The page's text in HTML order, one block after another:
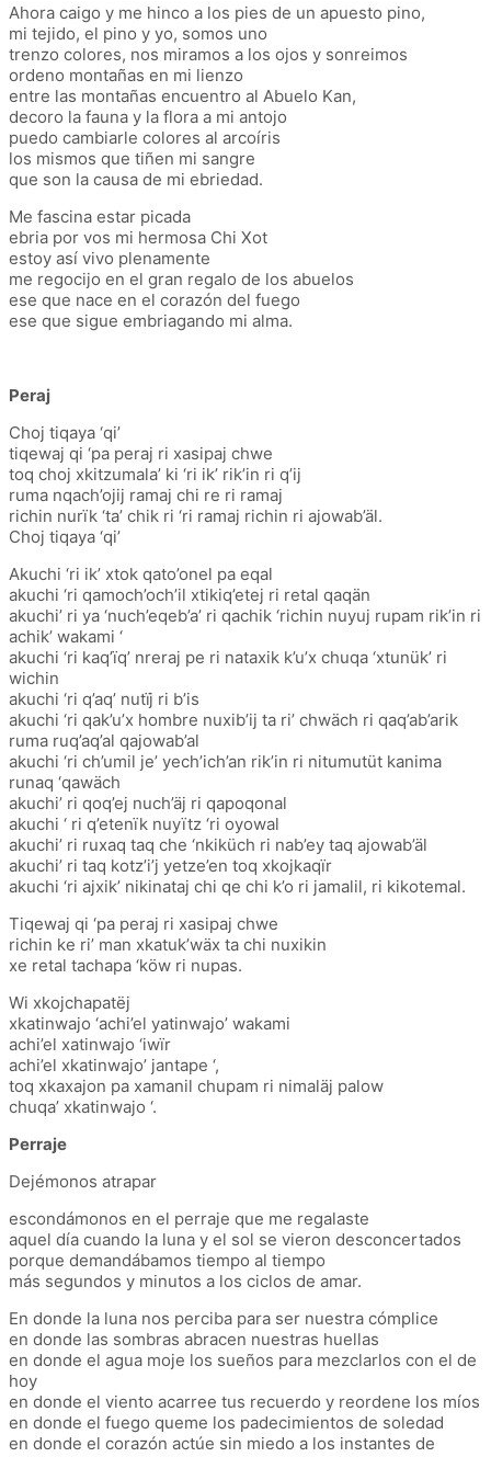
Ahora caigo y me hinco a los pies de un apuesto pino,
mi tejido, el pino y yo, somos uno
trenzo colores, nos miramos a los ojos y sonreimos
ordeno montañas en mi lienzo
entre las montañas encuentro al Abuelo Kan,
decoro la fauna y la flora a mi antojo
puedo cambiarle colores al arcoíris
los mismos que tiñen mi sangre
que son la causa de mi ebriedad.
Me fascina estar picada
ebria por vos mi hermosa Chi Xot
estoy así vivo plenamente
me regocijo en el gran regalo de los abuelos
ese que nace en el corazón del fuego
ese que sigue embriagando mi alma.
Peraj
Choj tiqaya ‘qi’
tiqewaj qi ‘pa peraj ri xasipaj chwe
toq choj xkitzumala’ ki ‘ri ik’ rik’in ri q’ij
ruma nqach’ojij ramaj chi re ri ramaj
richin nurïk ‘ta’ chik ri ‘ri ramaj richin ri ajowab’äl.
Choj tiqaya ‘qi’
Akuchi ‘ri ik’ xtok qato’onel pa eqal
akuchi ‘ri qamoch’och’il xtikiq’etej ri retal qaqän
akuchi’ ri ya ‘nuch’eqeb’a’ ri qachik ‘richin nuyuj rupam rik’in ri
achik’ wakami ‘
akuchi ‘ri kaq’ïq’ nreraj pe ri nataxik k’u’x chuqa ‘xtunük’ ri
wichin
akuchi ‘ri q’aq’ nutïj ri b’is
akuchi ‘ri qak’u’x hombre nuxib’ij ta ri’ chwäch ri qaq’ab’arik
ruma ruq’aq’al qajowab’al
akuchi ‘ri ch’umil je’ yech’ich’an rik’in ri nitumutüt kanima
runaq ‘qawäch
akuchi’ ri qoq’ej nuch’äj ri qapoqonal
akuchi ‘ ri q’etenïk nuyïtz ‘ri oyowal
akuchi’ ri ruxaq taq che ‘nkiküch ri nab’ey taq ajowab’äl
akuchi’ ri taq kotz’i’j yetze’en toq xkojkaqïr
akuchi ‘ri ajxik’ nikinataj chi qe chi k’o ri jamalil, ri kikotemal.
Tiqewaj qi ‘pa peraj ri xasipaj chwe
richin ke ri’ man xkatuk’wäx ta chi nuxikin
xe retal tachapa ‘köw ri nupas.
Wi xkojchapatëj
xkatinwajo ‘achi’el yatinwajo’ wakami
achi’el xatinwajo ‘iwïr
achi’el xkatinwajo’ jantape ‘,
toq xkaxajon pa xamanil chupam ri nimaläj palow
chuqa’ xkatinwajo ‘.
Perraje
Dejémonos atrapar
escondámonos en el perraje que me regalaste
aquel día cuando la luna y el sol se vieron desconcertados
porque demandábamos tiempo al tiempo
más segundos y minutos a los ciclos de amar.
En donde la luna nos perciba para ser nuestra cómplice
en donde las sombras abracen nuestras huellas
en donde el agua moje los sueños para mezclarlos con el de
hoy
en donde el viento acarree tus recuerdo y reordene los míos
en donde el fuego queme los padecimientos de soledad
en donde el corazón actúe sin miedo a los instantes de